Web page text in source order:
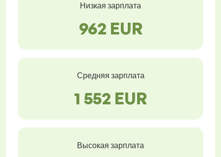
Низкая зарплата
962 EUR
Средняя зарплата
1 552 EUR
Высокая зарплата